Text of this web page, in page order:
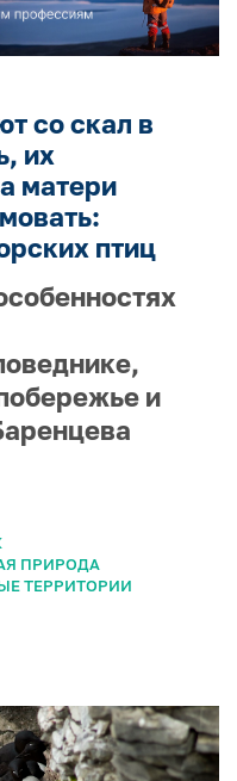
со скал в
их
матери
птиц
и
ПРИРОДА
ТЕРРИТОРИИ